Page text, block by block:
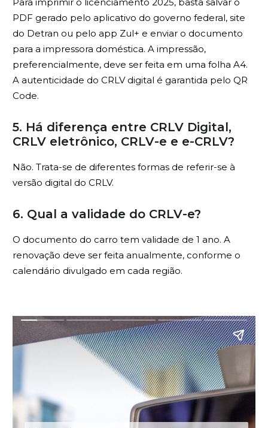
PDF gerado pelo aplicativo do governo federal, site
do Detran ou pelo app Zul+ e enviar o documento
para a impressora doméstica. A impressão,
preferencialmente, deve ser feita em uma folha A4.
A autenticidade do CRLV digital é garantida pelo QR
Code.
5. Há diferença entre CRLV Digital,
CRLV eletrônico, CRLV-e e e-CRLV?
Não. Trata-se de diferentes formas de referir-se à
versão digital do CRLV.
6. Qual a validade do CRLV-e?
O documento do carro tem validade de 1 ano. A
renovação deve ser feita anualmente, conforme o
calendário divulgado em cada região.